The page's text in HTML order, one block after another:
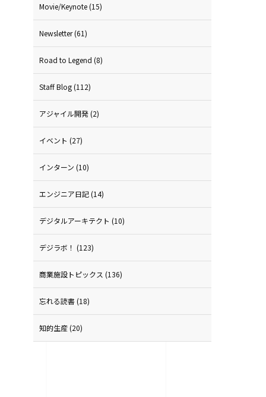
Movie/Keynote(15)
Newsletter(61)
Road to Legend (8)
Staff Blog(112)
アジャイル開発(2)
イベント (27)
インターン (10)
エンジニア日記(14)
デジタルアーキテクト (10)
デジラボ！ (123)
商業施設トピックス (136)
忘れる読書(18)
知的生産(20)